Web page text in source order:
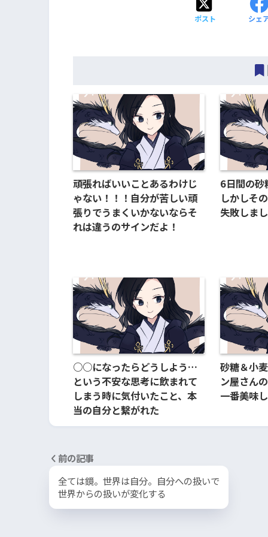
ポスト シェ
頑張ればいいことあるわけじ
ゃない！！！自分が苦しい頑
張りでうまくいかないならそ
れは違うのサインだよ！
6日間の砂
しかしそ
失敗しま
○○になったらどうしよう…
という不安な思考に飲まれて
しまう時に気付いたこと、本
当の自分と繋がれた
砂糖＆小
ン屋さん
一番美味
前の記事
全ては鏡。世界は自分。自分への扱いで
世界からの扱いが変化する